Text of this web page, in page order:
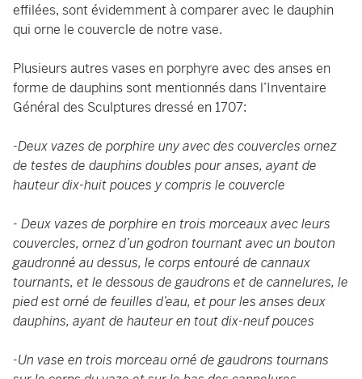
effilées, sont évidemment à comparer avec le dauphin
qui orne le couvercle de notre vase.
Plusieurs autres vases en porphyre avec des anses en
forme de dauphins sont mentionnés dans l’Inventaire
Général des Sculptures dressé en 1707:
-Deux vazes de porphire uny avec des couvercles ornez
de testes de dauphins doubles pour anses, ayant de
hauteur dix-huit pouces y compris le couvercle
- Deux vazes de porphire en trois morceaux avec leurs
couvercles, ornez d’un godron tournant avec un bouton
gaudronné au dessus, le corps entouré de cannaux
tournants, et le dessous de gaudrons et de cannelures, le
pied est orné de feuilles d’eau, et pour les anses deux
dauphins, ayant de hauteur en tout dix-neuf pouces
-Un vase en trois morceau orné de gaudrons tournans